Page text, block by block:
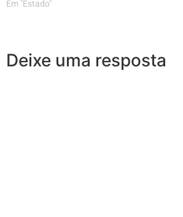
Em "Estado"
Deixe uma resposta